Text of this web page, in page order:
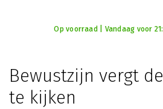
Op voorraad | Vandaag voor
Bewustzijn vergt
te kijken